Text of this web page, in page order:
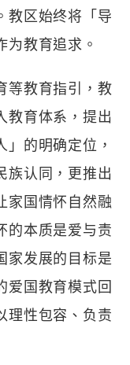
教区始终将「导
教育追求。
等教育指引，教
教育体系，提出
」的明确定位，
族认同，更推出
家国情怀自然融
的本质是爱与责
家发展的目标是
爱国教育模式回
理性包容、负责